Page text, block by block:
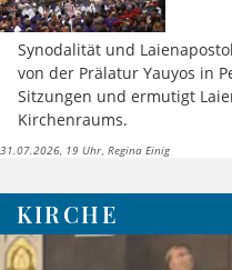
Synodalität und
von der Prälatur Yauyos in
Sitzungen und ermutigt
Kirchenraums.
31.07.2026, 19 Uhr Regina Einig
KIRCHE